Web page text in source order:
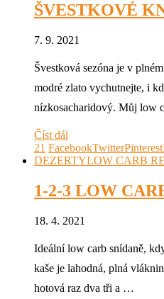
ŠVESTKOVÉ
7. 9. 2021
Švestková sezóna je v
modré zlato vychutnejte, i
nízkosacharidový. Můj low
Číst dál
21 FacebookTwitterPinterest
DEZERTYLOW CARB
1-2-3 LOW
18. 4. 2021
Ideální low carb snídaně,
kaše je lahodná, plná
hotová raz dva tři a …